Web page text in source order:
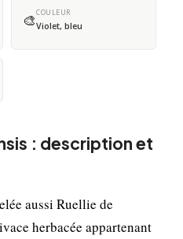
🎨COULEUR
Violet, bleu
: description et
aussi Ruellie de
herbacée appartenant